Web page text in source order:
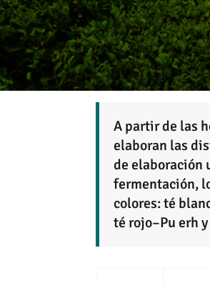
A partir de las
elaboran las
de elaboración
fermentación,
colores: té
té rojo–Pu erh